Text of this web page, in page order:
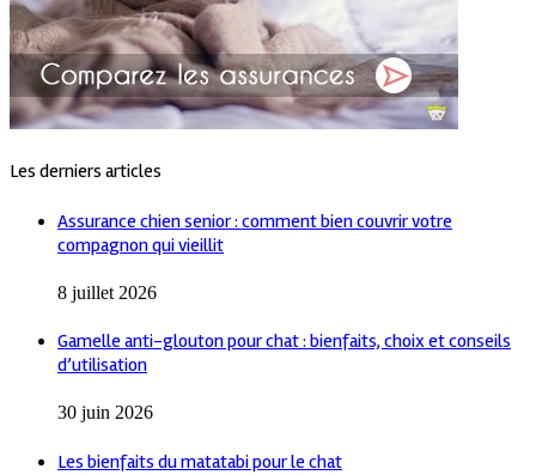
Les derniers articles
Assurance chien senior : comment bien couvrir votre
compagnon qui vieillit
8 juillet 2026
Gamelle anti-glouton pour chat : bienfaits, choix et conseils
d’utilisation
30 juin 2026
Les bienfaits du matatabi pour le chat